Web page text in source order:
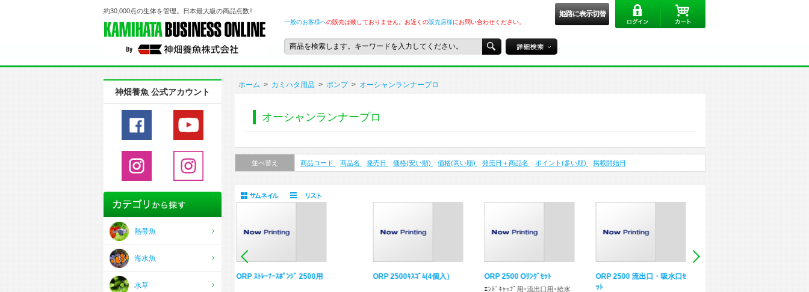
約30,000点の生体を管理。日本最大級の商品点数!! 姫路に表示切替
一般のお客様への販売は致しておりません。お近くの販売店様にお問い合わせください。
ホーム > カミハタ用品 > ポンプ > オーシャンランナープロ
オーシャンランナープロ
並べ替え 商品コード 商品名 発売日 価格(安い順) 価格(高い順) 発売日＋商品名 ポイント(多い順) 掲載開始日
ORP ｽﾄﾚｰﾅｰｽﾎﾟﾝｼﾞ 2500用 ORP 2500ｷｽｺﾞﾑ(4個入） ORP 2500 Oﾘﾝｸﾞｾｯﾄ
ORP 2500 流出口・吸水口ｾ
ｯﾄ
神畑養魚 公式アカウント
熱帯魚
海水魚
水草